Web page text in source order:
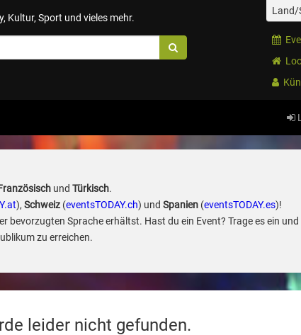
Kultur, Sport und vieles mehr.
Land/
und Türkisch.
), Schweiz(eventsTODAY.ch) und Spanien(eventsTODAY.es)!
Sprache erhältst. Hast du ein Event? Trage es ein und
zu erreichen.
leider nicht gefunden.